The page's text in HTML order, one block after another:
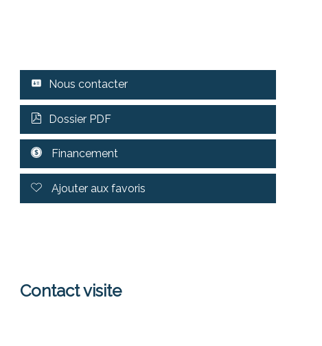
Nous contacter
Dossier PDF
Financement
Ajouter aux favoris
Contact visite